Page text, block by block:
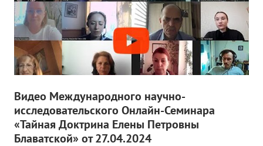
Выставка «Книжная экспедиция»
Авторское кино Олега Мартынова
Конкурс городов России на право проведения
Олимпиада культуры под Знаменем Мира
МЕЖДУНАРОДНЫЙ ЦЕНТР ТЕОСОФИИ
Видео Международного научно-
исследовательского Онлайн-Семинара
«Тайная Доктрина Елены Петровны
Блаватской» от 27.04.2024